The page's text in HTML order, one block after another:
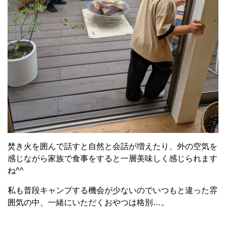
焚き火を囲んで話すと自然と会話が増えたり、外の空気を
感じながら家族で食事をすると一層美味しく感じられます
ね^^
私も普段キャンプする機会が少ないのでいつもと違った雰
囲気の中、一緒にいただくおやつは格別…。